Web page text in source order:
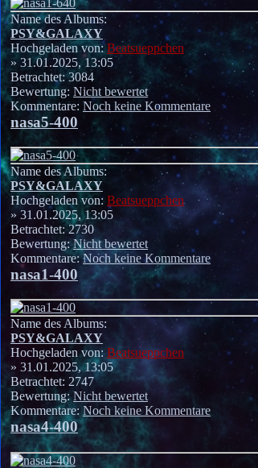
Name des Albums:
PSY&GALAXY
Hochgeladen von:Beatsueppchen
» 31.01.2025, 13:05
Betrachtet: 3084
Bewertung: Nicht bewertet
Kommentare: Noch keine Kommentare
nasa5-400
Name des Albums:
PSY&GALAXY
Hochgeladen von:Beatsueppchen
» 31.01.2025, 13:05
Betrachtet: 2730
Bewertung:Nicht bewertet
Kommentare:Noch keine Kommentare
nasa1-400
Name des Albums:
PSY&GALAXY
Hochgeladen von:Beatsueppchen
» 31.01.2025, 13:05
Betrachtet: 2747
Bewertung:Nicht bewertet
Kommentare:Noch keine Kommentare
nasa4-400